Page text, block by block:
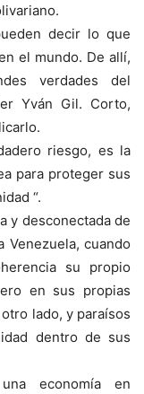
decir lo que
el mundo. De allí,
verdades del
Yván Gil. Corto,
riesgo, es la
para proteger sus
“.
y desconectada de
cuando
su propio
en sus propias
lado, y paraísos
dentro de sus
economía en